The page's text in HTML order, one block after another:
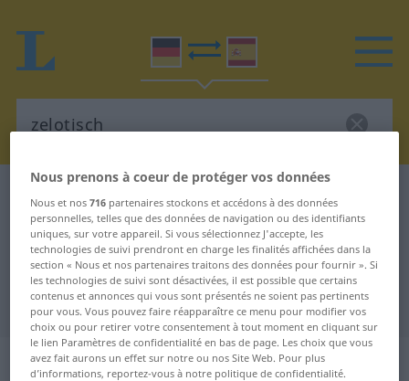
Traduction Allemand-Espagnol de
"zelotisch"
"zelotisch" - traduction Espagnol
„zelotisch“: Adjektiv
Nous prenons à coeur de protéger vos données
Nous et nos716 partenaires stockons et accédons à des données
personnelles, telles que des données de navigation ou des identifiants
uniques, sur votre appareil. Si vous sélectionnez J'accepte, les
technologies de suivi prendront en charge les finalités affichées dans la
section « Nous et nos partenaires traitons des données pour fournir ». Si
les technologies de suivi sont désactivées, il est possible que certains
contenus et annonces qui vous sont présentés ne soient pas pertinents
pour vous. Vous pouvez faire réapparaître ce menu pour modifier vos
choix ou pour retirer votre consentement à tout moment en cliquant sur
le lien Paramètres de confidentialité en bas de page. Les choix que vous
avez fait aurons un effet sur notre ou nos Site Web. Pour plus
d’informations, reportez-vous à notre politique de confidentialité.